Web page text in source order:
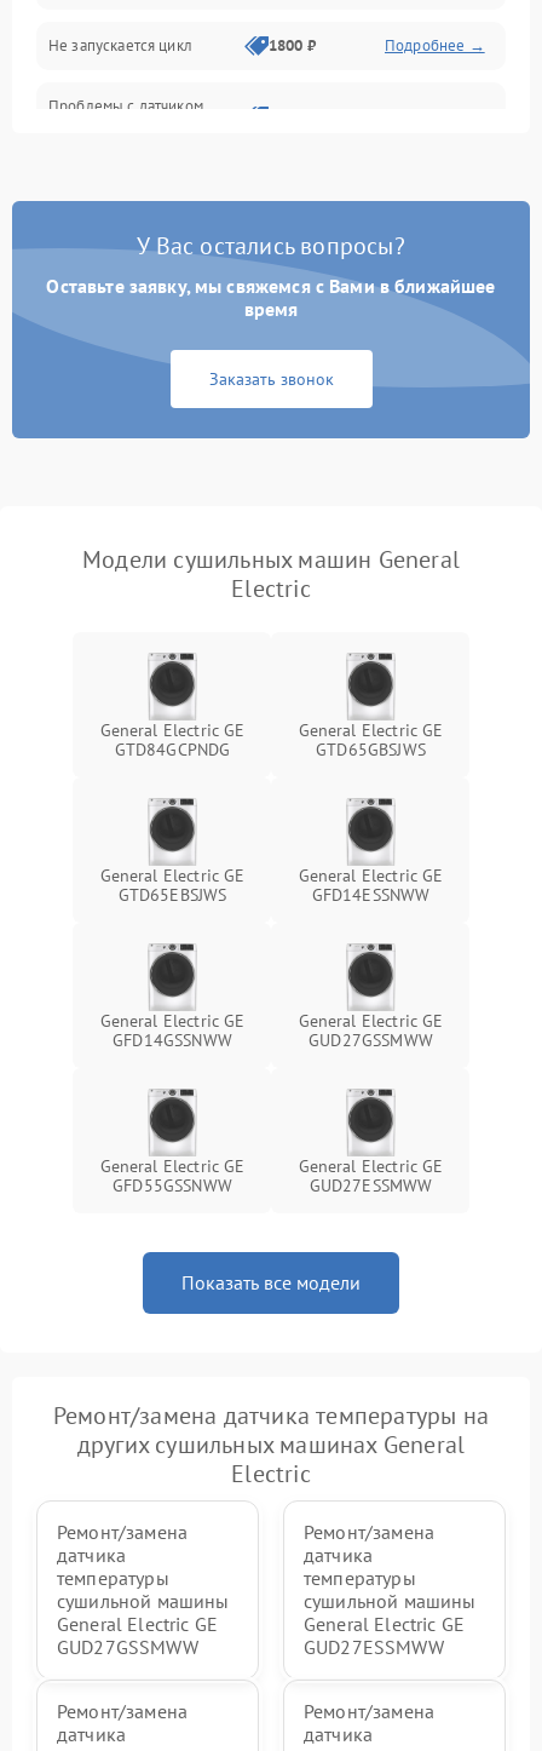
Не запускается цикл 1800 ₽ Подробнее →
Проблемы с датчиком
Проблемы с блоком
1800 ₽ Подробнее →
Не завершает программу Подробнее →
1500 ₽ Подробнее →
У Вас остались вопросы?
Оставьте заявку, мы свяжемся с Вами в ближайшее
время
Заказать звонок
Модели сушильных машин General
Electric
General Electric GE
GTD84GCPNDG
General Electric GE
GTD65GBSJWS
General Electric GE
GTD65EBSJWS
General Electric GE
GFD14ESSNWW
General Electric GE
GFD14GSSNWW
General Electric GE
GUD27GSSMWW
General Electric GE
GFD55GSSNWW
General Electric GE
GUD27ESSMWW
Показать все модели
Ремонт/замена датчика температуры на
других сушильных машинах General
Electric
Ремонт/замена
датчика
температуры
сушильной машины
General Electric GE
GUD27GSSMWW
Ремонт/замена
датчика
температуры
сушильной машины
General Electric GE
GUD27ESSMWW
Ремонт/замена
датчика
Ремонт/замена
датчика